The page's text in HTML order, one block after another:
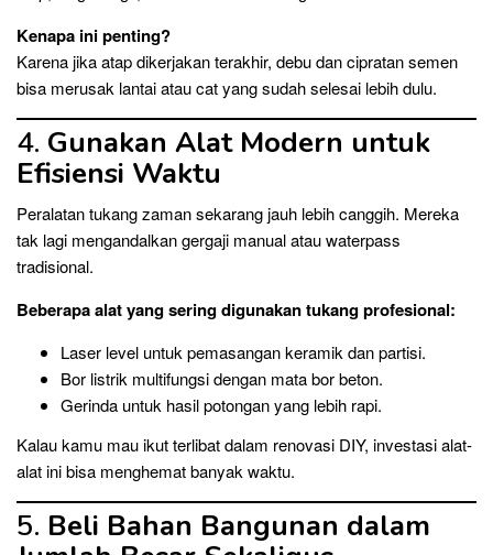
Kenapa ini penting?
Karena jika atap dikerjakan terakhir, debu dan cipratan semen
bisa merusak lantai atau cat yang sudah selesai lebih dulu.
4. Gunakan Alat Modern untuk
Efisiensi Waktu
Peralatan tukang zaman sekarang jauh lebih canggih. Mereka
tak lagi mengandalkan gergaji manual atau waterpass
tradisional.
Beberapa alat yang sering digunakan tukang profesional:
Laser level untuk pemasangan keramik dan partisi.
Bor listrik multifungsi dengan mata bor beton.
Gerinda untuk hasil potongan yang lebih rapi.
Kalau kamu mau ikut terlibat dalam renovasi DIY, investasi alat-
alat ini bisa menghemat banyak waktu.
5. Beli Bahan Bangunan dalam